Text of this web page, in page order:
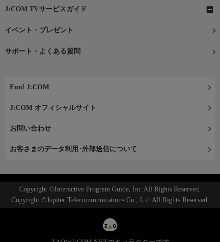
J:COM TVサービスガイド
イベント・プレゼント
サポート・よくある質問
Fun! J:COM
J:COM オフィシャルサイト
お問い合わせ
お客さまのデータ利用･外部送信について
Copyright ©Interactive Program Guide, Inc.All Rights Reserved.
Copyright ©Jupiter Telecommunications Co., Ltd.All Rights Reserved.